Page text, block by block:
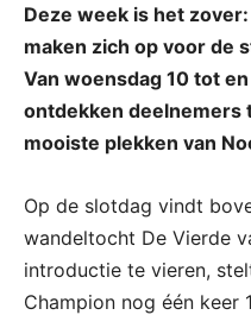
Deze week is het
maken zich op voor de
Van woensdag 10 tot
ontdekken deelnemers
mooiste plekken van
Op de slotdag vindt
wandeltocht De Vierde
introductie te vieren,
Champion nog één